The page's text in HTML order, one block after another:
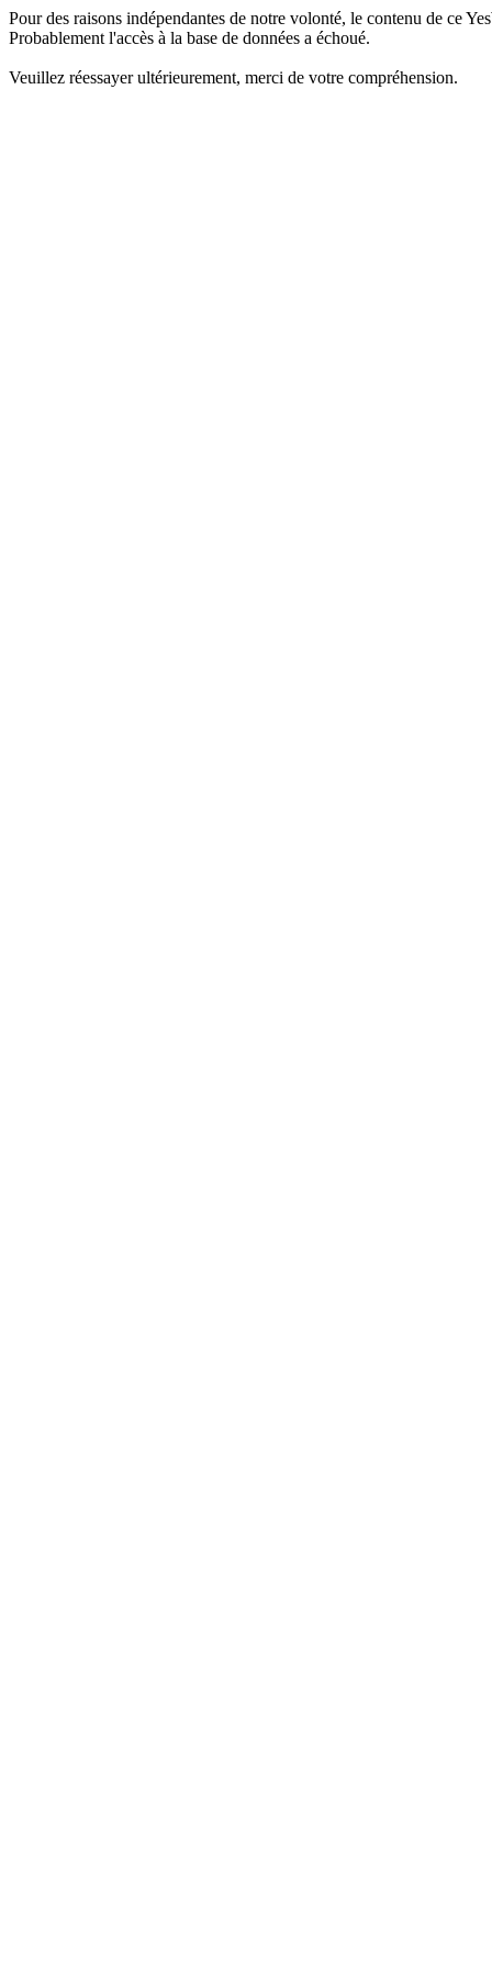
Pour des raisons indépendantes de notre volonté, le contenu de ce
Probablement l'accès à la base de données a échoué.
Veuillez réessayer ultérieurement, merci de votre compréhension.